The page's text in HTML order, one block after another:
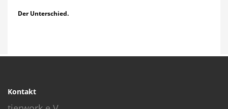
Der Unterschied.
Kontakt